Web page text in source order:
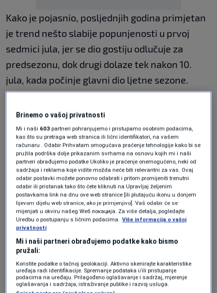
Kako je pojasnio, posljednjih godina primjetan
je trend nešto slabije popunjenosti u prvoj
sedmici jula, jer se dio gostiju odlučuje za
predsezonu, dok drugi dolaze tek nakon 10.
jula, kada počinje glavni dio ljetne sezone.
popunjen i nadamo se, očekujemo da će
stvarno ostatak sezone biti jako dobar", rekao
je Prkačin.
Ističe da će, kao i prethodnih godina, najveći
broj gostiju u privatnom smještaju tokom jula i
augusta činiti građani Bosne i Hercegovine i bh.
dijaspora.
"Neum i dalje nudi najbolju vrijednost za
novac, a i nema komplikacija vezano za
prelazak granice. Neum je lako dostupan i još
je, mi smatramo, cjenovno prihvatljiv"
Brinemo o vašoj privatnosti
Mi i naši 603 partneri pohranjujemo i pristupamo osobnim podacima,
kao što su pretraga web stranica ili lični identifikatori, na vašem
računaru . Odabir Prihvatam omogućava praćenje tehnologije kako bi se
pružila podrška dolje prikazanim svrhama na osnovu kojih mi i naši
partneri obrađujemo podatke Ukoliko je praćenje onemogućeno, neki od
sadržaja i reklama koje vidite možda neće biti relevantni za vas. Ovaj
odabir postavki možete ponovno odabrati i pritom promijeniti trenutni
odabir ili pristanak tako što ćete kliknuti na Upravljaj željenim
postavkama link na dnu ove web stranice [ili plutajuću ikonu u donjem
lijevom dijelu web stranice, ako je primjenjivo]. Vaš odabir će se
mijenjati u okviru našeg Wеб локација. Za više detalja, pogledajte
Uredbu o postupanju s ličnim podacima. Više informacija o vašoj
privatnosti
Mi i naši partneri obrađujemo podatke kako bismo
pružali:
Koristite podatke o tačnoj geolokaciji. Aktivno skenirajte karakteristike
uređaja radi identifikacije. Spremanje podataka i/ili pristupanje
podacima na uređaju. Prilagođeno oglašavanje i sadržaj, mjerenje
oglašavanja i sadržaja, istraživanje publike i razvoj usluga.